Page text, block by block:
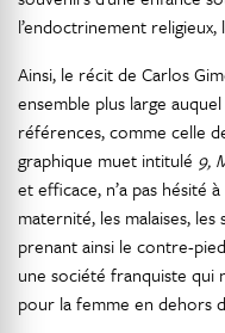
l’endoctrinement
Ainsi, le récit de Carlos
ensemble plus large
références, comme celle
graphique muet intitulé 9,
et efficace, n’a pas hésité
maternité, les malaises,
prenant ainsi le contre-
une société franquiste qui
pour la femme en dehors